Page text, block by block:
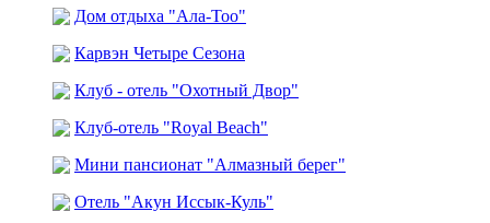
Дом отдыха "Ала-Тоо"
Карвэн Четыре Сезона
Клуб - отель "Охотный Двор"
Клуб-отель "Royal Beach"
Мини пансионат "Алмазный берег"
Отель "Акун Иссык-Куль"